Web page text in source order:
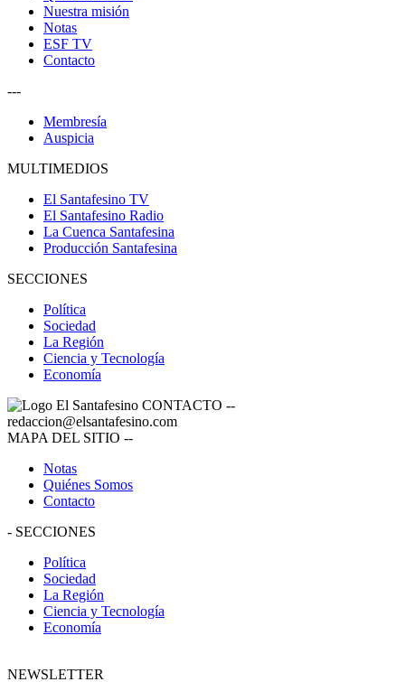
Nuestra misión
Notas
ESF TV
Contacto
---
Membresía
Auspicia
MULTIMEDIOS
El Santafesino TV
El Santafesino Radio
La Cuenca Santafesina
Producción Santafesina
SECCIONES
Política
Sociedad
La Región
Ciencia y Tecnología
Economía
CONTACTO --
redaccion@elsantafesino.com
MAPA DEL SITIO --
Notas
Quiénes Somos
Contacto
- SECCIONES
Política
Sociedad
La Región
Ciencia y Tecnología
Economía
NEWSLETTER